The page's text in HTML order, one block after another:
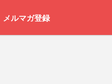
メルマガ登録